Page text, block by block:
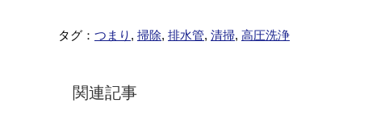
タグ： つまり , 掃除, 排水管, 清掃, 高圧洗浄
関連記事